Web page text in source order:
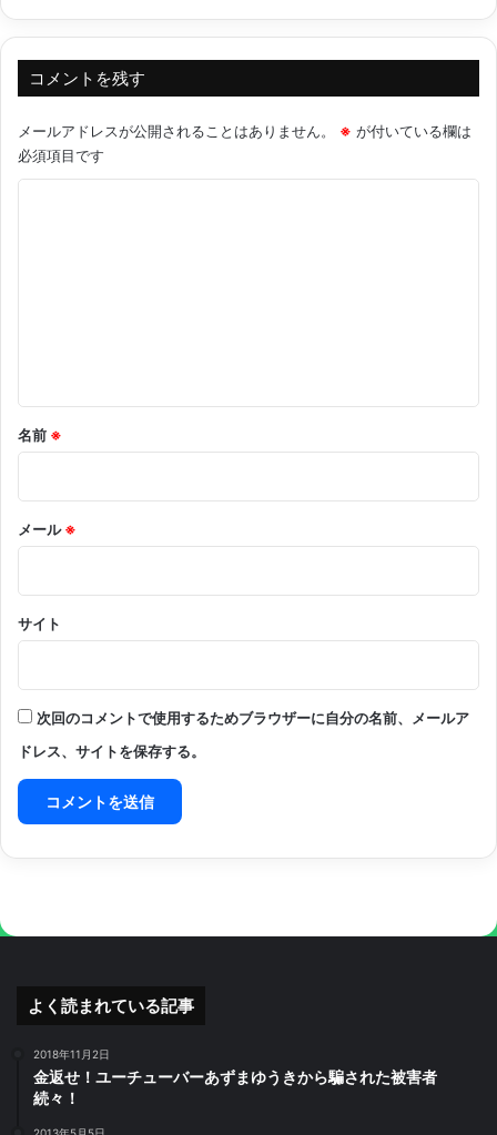
コメントを残す
メールアドレスが公開されることはありません。 ※ が付いている欄は
必須項目です
名前 ※
メール※
サイト
次回のコメントで使用するためブラウザーに自分の名前、メールア
ドレス、サイトを保存する。
よく読まれている記事
2018年11月2日
金返せ！ユーチューバーあずまゆうきから騙された被害者
続々！